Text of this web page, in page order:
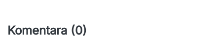
Komentara (0)